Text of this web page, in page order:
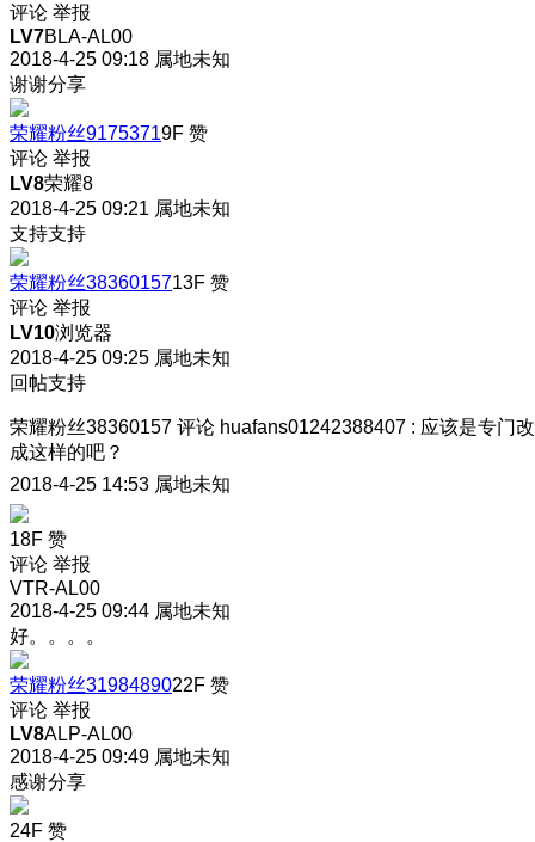
评论 举报
LV7BLA-AL00
2018-4-25 09:18 属地未知
谢谢分享
荣耀粉丝91753719F 赞
评论 举报
LV8荣耀8
2018-4-25 09:21 属地未知
支持支持
荣耀粉丝3836015713F 赞
评论 举报
LV10浏览器
2018-4-25 09:25 属地未知
回帖支持
荣耀粉丝38360157 评论 huafans01242388407 : 应该是专门改
成这样的吧？
2018-4-25 14:53 属地未知
18F 赞
评论 举报
VTR-AL00
2018-4-25 09:44 属地未知
好。。。。
荣耀粉丝3198489022F 赞
评论 举报
LV8ALP-AL00
2018-4-25 09:49 属地未知
感谢分享
24F 赞